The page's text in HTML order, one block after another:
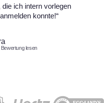
ich intern vorlegen
konnte!“
lesen